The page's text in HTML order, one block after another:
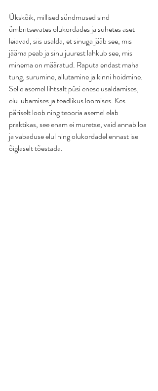
Ükskõik, millised sündmused sind
ümbritsevates olukordades ja suhetes aset
leiavad, siis usalda, et sinuga jääb see, mis
jääma peab ja sinu juurest lahkub see, mis
minema on määratud. Raputa endast maha
tung, surumine, allutamine ja kinni hoidmine.
Selle asemel lihtsalt püsi enese usaldamises,
elu lubamises ja teadlikus loomises. Kes
päriselt loob ning teooria asemel elab
praktikas, see enam ei muretse, vaid annab loa
ja vabaduse elul ning olukordadel ennast ise
õiglaselt tõestada.